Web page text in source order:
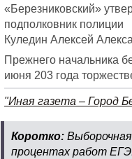
«Березниковский»
подполковник полиции
Куледин Алексей
Прежнего начальника
июня 203 года
"Иная газета – Город
Коротко:
процентах работ